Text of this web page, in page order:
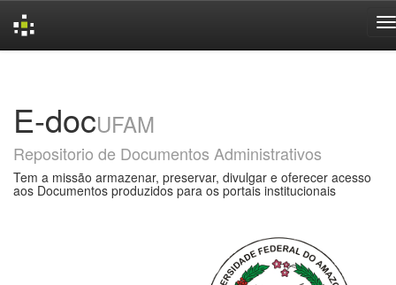
E-docUFAM
Repositorio de Documentos Administrativos
Tem a missão armazenar, preservar, divulgar e oferecer acesso
aos Documentos produzidos para os portais institucionais